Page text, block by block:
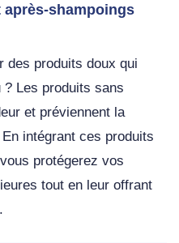
shampoings
des produits doux qui
Les produits sans
et préviennent la
intégrant ces produits
protégerez vos
tout en leur offrant